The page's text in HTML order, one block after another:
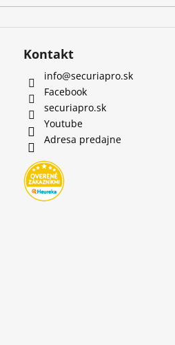
Kontakt
info@securiapro.sk
Facebook
securiapro.sk
Youtube
Adresa predajne